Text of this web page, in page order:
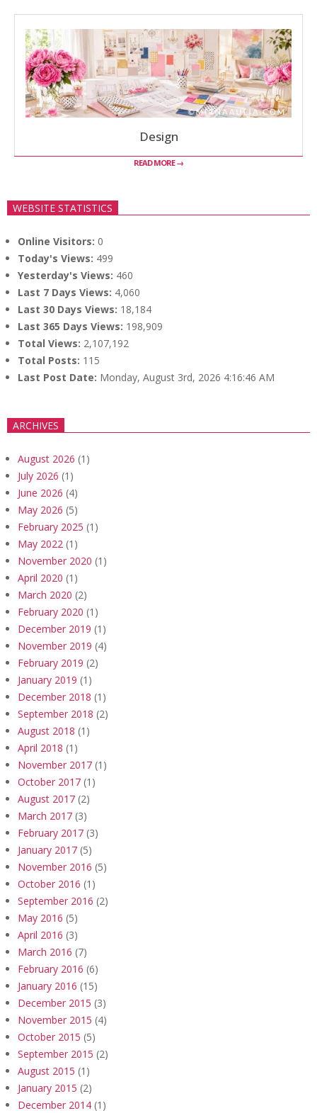
Design
READ MORE →
WEBSITE STATISTICS
Online Visitors: 0
Today's Views: 499
Yesterday's Views: 460
Last 7 Days Views: 4,060
Last 30 Days Views: 18,184
Last 365 Days Views: 198,909
Total Views: 2,107,192
Total Posts: 115
Last Post Date: Monday, August 3rd, 2026 4:16:46 AM
ARCHIVES
August 2026 (1)
July 2026 (1)
June 2026 (4)
May 2026 (5)
February 2025 (1)
May 2022 (1)
November 2020 (1)
April 2020 (1)
March 2020 (2)
February 2020 (1)
December 2019 (1)
November 2019 (4)
February 2019 (2)
January 2019 (1)
December 2018 (1)
September 2018 (2)
August 2018 (1)
April 2018 (1)
November 2017 (1)
October 2017 (1)
August 2017 (2)
March 2017 (3)
February 2017 (3)
January 2017 (5)
November 2016 (5)
October 2016 (1)
September 2016 (2)
May 2016 (5)
April 2016 (3)
March 2016 (7)
February 2016 (6)
January 2016 (15)
December 2015 (3)
November 2015 (4)
October 2015 (5)
September 2015 (2)
August 2015 (1)
January 2015 (2)
December 2014 (1)